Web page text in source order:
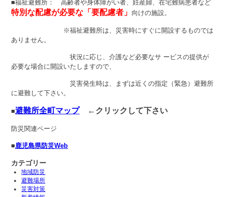
■福祉避難所： 高齢者や身体障がい者、妊産婦、在宅難病患者など
特別な配慮が必要な「要配慮者」 向けの施設。
※福祉避難所は、災害時にすぐに開設するものでは
ありません。
状況に応じ、介護など必要なサ ービスの提供が
必要な場合に開設いたしますので、
災害発生時は、まずは近くの指定（緊急）避難所
に避難して下さい。
■避難所全町マップ←クリックして下さい
防災関連ページ
■鹿児島県防災Web
カテゴリー
地域防災
避難場所
災害対策